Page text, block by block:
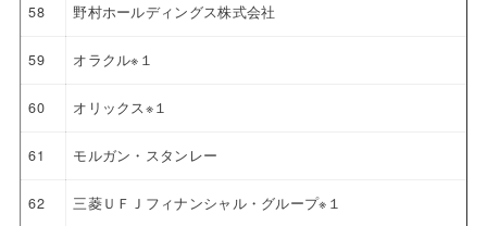
58 野村ホールディングス株式会社
59 オラクル※１
60 オリックス※１
61 モルガン・スタンレー
62 三菱ＵＦＪフィナンシャル・グループ※１